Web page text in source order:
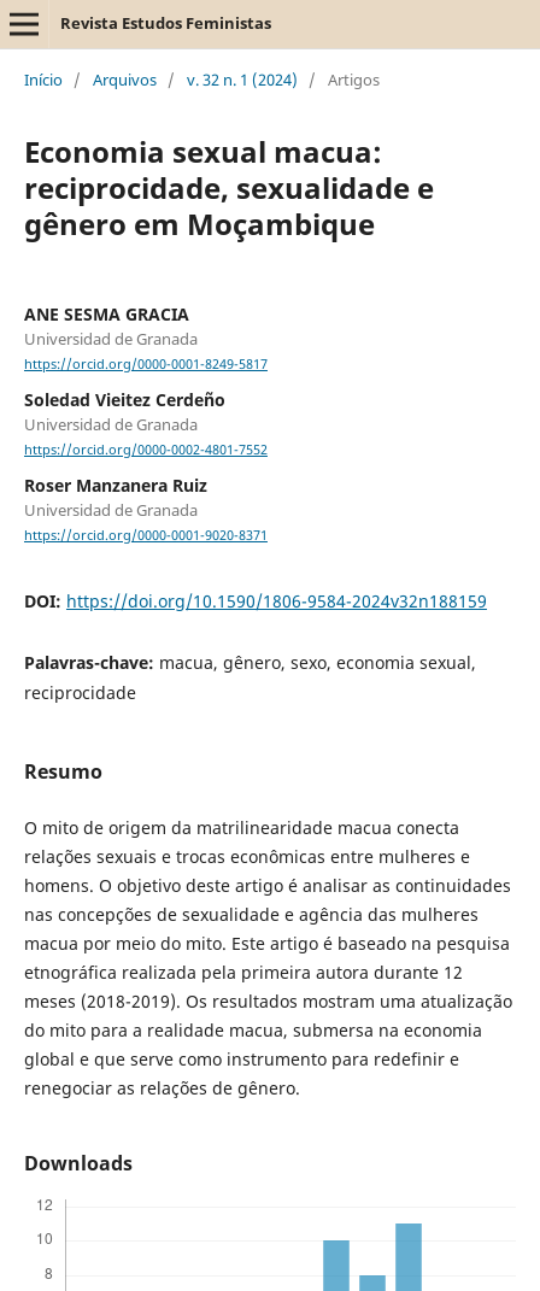
Revista Estudos Feministas
Início / Arquivos / v. 32 n. 1 (2024) / Artigos
Economia sexual macua:
reciprocidade, sexualidade e
gênero em Moçambique
ANE SESMA GRACIA
Universidad de Granada
https://orcid.org/0000-0001-8249-5817
Soledad Vieitez Cerdeño
Universidad de Granada
https://orcid.org/0000-0002-4801-7552
Roser Manzanera Ruiz
Universidad de Granada
https://orcid.org/0000-0001-9020-8371
DOI: https://doi.org/10.1590/1806-9584-2024v32n188159
Palavras-chave: macua, gênero, sexo, economia sexual,
reciprocidade
Resumo
O mito de origem da matrilinearidade macua conecta
relações sexuais e trocas econômicas entre mulheres e
homens. O objetivo deste artigo é analisar as continuidades
nas concepções de sexualidade e agência das mulheres
macua por meio do mito. Este artigo é baseado na pesquisa
etnográfica realizada pela primeira autora durante 12
meses (2018-2019). Os resultados mostram uma atualização
do mito para a realidade macua, submersa na economia
global e que serve como instrumento para redefinir e
renegociar as relações de gênero.
Downloads